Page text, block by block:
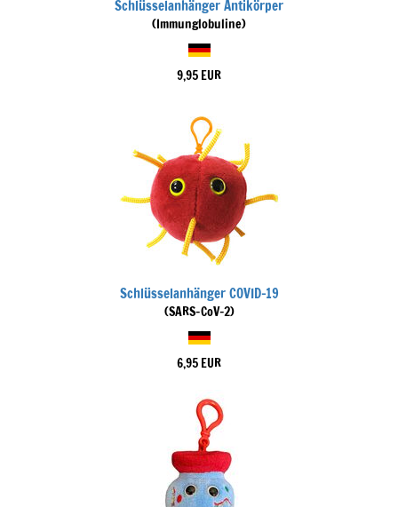
Schlüsselanhänger Antikörper
(Immunglobuline)
9,95 EUR
Schlüsselanhänger COVID-19
(SARS-CoV-2)
6,95 EUR